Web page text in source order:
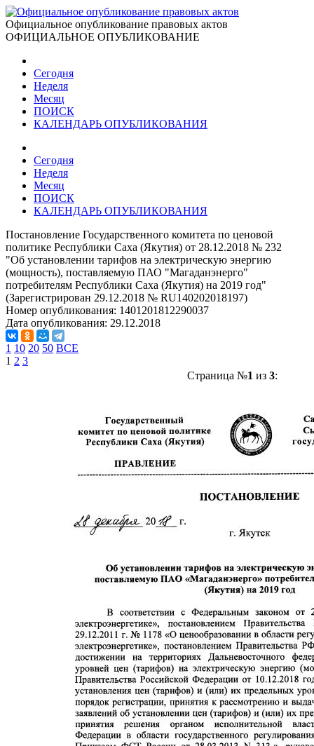
Официальное опубликование правовых актов
ОФИЦИАЛЬНОЕ ОПУБЛИКОВАНИЕ
Сегодня
Неделя
Месяц
ПОИСК
КАЛЕНДАРЬ ОПУБЛИКОВАНИЯ
Сегодня
Неделя
Месяц
ПОИСК
КАЛЕНДАРЬ ОПУБЛИКОВАНИЯ
Постановление Государственного комитета по ценовой
политике Республики Саха (Якутия) от 28.12.2018 № 232
"Об установлении тарифов на электрическую энергию
(мощность), поставляемую ПАО "Магаданэнерго"
потребителям Республики Саха (Якутия) на 2019 год"
(Зарегистрирован 29.12.2018 № RU140202018197)
Номер опубликования: 1401201812290037
Дата опубликования: 29.12.2018
1 10 20 50 ВСЕ
1 2 3
Страница №1 из 3: